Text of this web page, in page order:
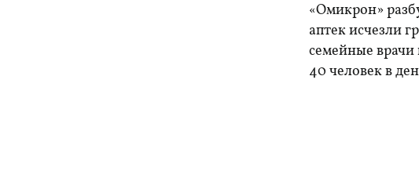
«Омикрон»
аптек исчезли
семейные
40 человек в